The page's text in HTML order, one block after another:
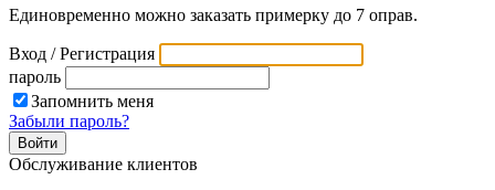
Единовременно можно заказать примерку до 7 оправ.
Вход / Регистрация
пароль
Запомнить меня
Забыли пароль?
Обслуживание клиентов